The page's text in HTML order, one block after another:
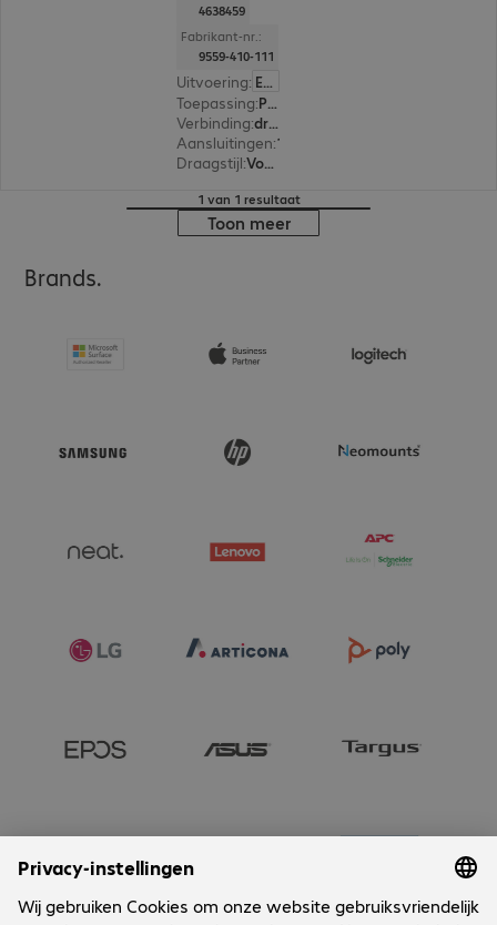
4638459
Fabrikant-nr.:
9559-410-111
Uitvoering: Europa
Toepassing: PC, Notebook
Verbinding:
draadloos
Aansluitingen:
Draagstijl: Voor beide oren
1 van 1 resultaat
Toon meer
Brands.